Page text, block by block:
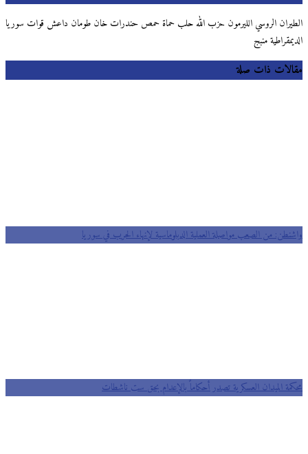
الطيران الروسي الليرمون حزب الله حلب حماة حمص حندرات خان طومان داعش قوات سوريا
الديمقراطية منبج
مقالات ذات صلة
واشنطن: من الصعب مواصلة العملية الدبلوماسية لإنهاء الحرب في سوريا
محكمة الميدان العسكرية تصدر أحكاماً بالإعدام بحق ست ناشطات